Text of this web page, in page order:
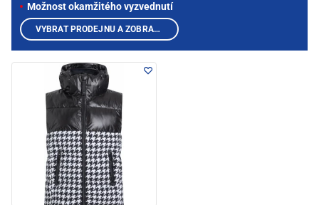
Možnost okamžitého vyzvednutí
VYBRAT PRODEJNU A ZOBRAZIT PRODUKTY